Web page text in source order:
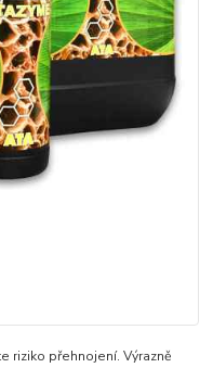
riziko přehnojení. Výrazně